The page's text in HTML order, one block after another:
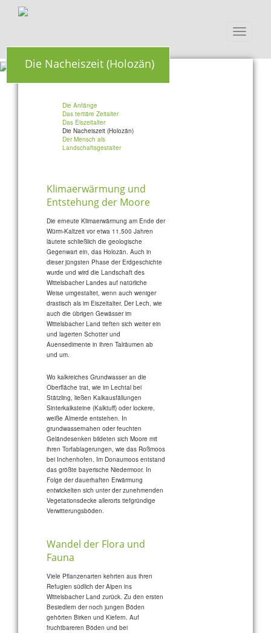
Toggle
Die Nacheiszeit (Holozän)
Die Anfänge
Das tertiäre Zeitalter
Das Eiszeitalter
Die Nacheiszeit (Holozän)
Der Mensch als
Landschaftsgestalter
Klimaerwärmung und
Entstehung der Moore
Die erneute Klimaerwärmung am Ende der
Würm-Kaltzeit vor etwa 11.500 Jahren
läutete schließlich die geologische
Gegenwart ein, das Holozän. Auch in
dieser jüngsten Phase der Erdgeschichte
wurde und wird die Landschaft des
Wittelsbacher Landes auf natürliche
Weise umgestaltet, wenn auch weniger
drastisch als im Eiszeitalter. Der Lech, wie
auch die übrigen Gewässer im
Wittelsbacher Land tieften sich weiter ein
und lagerten Schotter und
Auensedimente in ihren Talräumen ab
und um.
Wo kalkreiches Grundwasser an die
Oberfläche trat, wie im Lechtal bei
Stätzling, ließen Kalkausfällungen
Sinterkalksteine (Kalktuff) oder lockere,
weiße Almerde entstehen. In
grundwassernahen oder feuchten
Geländesenken bildeten sich Moore mit
ihren Torfablagerungen, wie das Roßmoos
bei Inchenhofen. Im Donaumoos entstand
das größte bayerische Niedermoor. In
Folge der dauerhaften Erwärmung
entwickelten sich unter der zunehmenden
Vegetationsdecke allerorts tiefgründige
Verwitterungsböden.
Wandel der Flora und
Fauna
Viele Pflanzenarten kehrten aus ihren
Refugien südlich der Alpen ins
Wittelsbacher Land zurück. Zu den ersten
Besiedlern der noch jungen Böden
gehörten Birken und Kiefern. Auf
fruchtbareren Böden und bei